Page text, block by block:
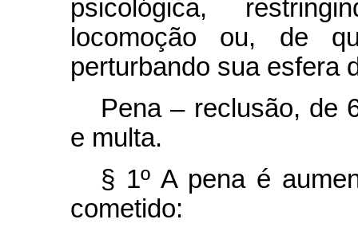
psicológica,
locomoção ou, de
perturbando sua esfera
Pena – reclusão, de
e multa.
§ 1º A pena é
cometido: